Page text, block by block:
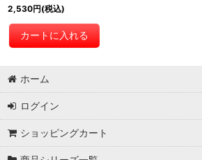
2,530円(税込)
カートに入れる
ホーム
ログイン
ショッピングカート